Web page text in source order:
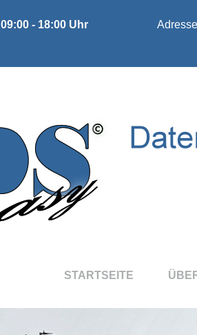
09:00 - 18:00 Uhr
STARTSEITE